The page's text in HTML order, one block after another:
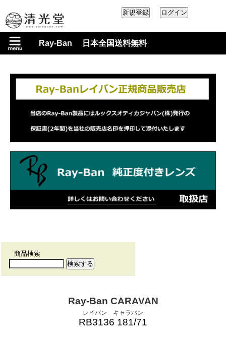
Ray-Ban 日本全国送料無料
商品検索
Ray-Ban CARAVAN
レイバン キャラバン
RB3136 181/71